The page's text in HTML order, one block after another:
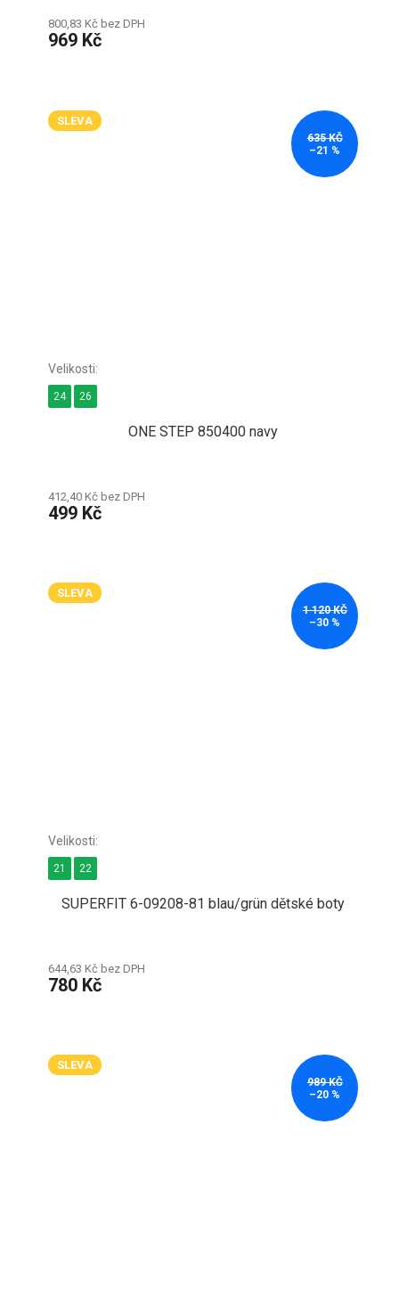
800,83 Kč bez DPH
969 Kč
SLEVA
635 KČ
–21 %
ONE STEP 850400 navy
412,40 Kč bez DPH
499 Kč
24 26
SLEVA
1 120 KČ
–30 %
SUPERFIT 6-09208-81 blau/grün dětské boty
644,63 Kč bez DPH
780 Kč
21 22
SLEVA
989 KČ
–20 %